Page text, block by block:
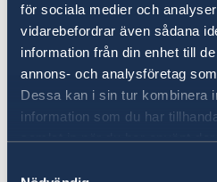
för sociala medier och
vidarebefordrar även sådana
information från din enhet till
annons- och analysföretag
Dessa kan i sin tur kombinera
information som du har
samlat in när du har använt
måste fylla i
Om passet är stulet/
polisanmälan göras
lämnas in. Det
spärras av
Om du också har ett